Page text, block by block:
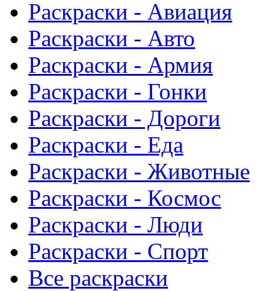
Раскраски - Авиация
Раскраски - Авто
Раскраски - Армия
Раскраски - Гонки
Раскраски - Дороги
Раскраски - Еда
Раскраски - Животныe
Раскраски - Космос
Раскраски - Люди
Раскраски - Спорт
Все раскраски